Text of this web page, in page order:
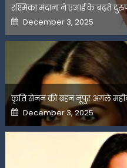
रश्मिका मंदाना ने एआई के बढ़ते
Posted
on
December 3, 2025
कृति सेनन की बहन नूपुर अगले
Posted
on
December 3, 2025